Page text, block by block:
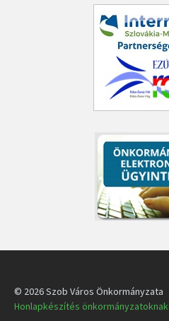
© 2026 Szob Város Önkormányzata
Honlapkészítés önkormányzatoknak